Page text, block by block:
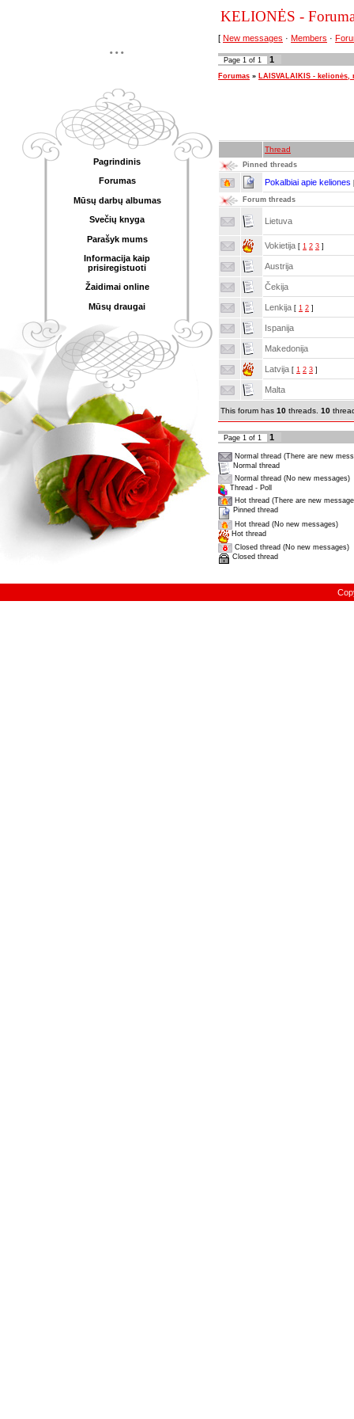
...
Pagrindinis
Forumas
Mūsų darbų albumas
Svečių knyga
Parašyk mums
Informacija kaip
prisiregistuoti
Žaidimai online
Mūsų draugai
KELIONĖS -
[ New messages · Members ·
Page 1 of 1 1
Forumas » LAISVALAIKIS -
Thread
Pinned threads
Pokalbiai apie keliones
Forum threads
Lietuva
Vokietija [ 1 2 3 ]
Austrija
Čekija
Lenkija [ 1 2 ]
Ispanija
Makedonija
Latvija [ 1 2 3 ]
Malta
This forum has 10 threads. 10
Page 1 of 1 1
Normal thread (There are new
Normal thread
Normal thread (No new messages)
Thread - Poll
Hot thread (There are new
Pinned thread
Hot thread (No new messages)
Hot thread
Closed thread (No new messages)
Closed thread